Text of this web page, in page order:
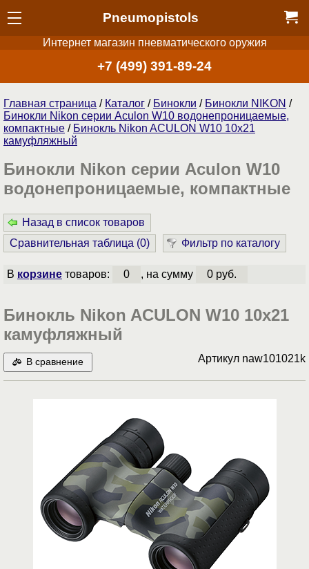
Pneumopistols
Интернет магазин пневматического оружия
+7 (499) 391-89-24
Главная страница / Каталог / Бинокли / Бинокли NIKON /
Бинокли Nikon серии Aculon W10 водонепроницаемые,
компактные / Бинокль Nikon ACULON W10 10x21
камуфляжный
Бинокли Nikon серии Aculon W10
водонепроницаемые, компактные
Назад в список товаров
Сравнительная таблица (0) Фильтр по каталогу
В корзинетоваров: 0 , на сумму 0 руб.
Бинокль Nikon ACULON W10 10x21
камуфляжный
В сравнение Артикул naw101021k